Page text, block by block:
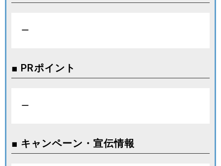
ー
■ PRポイント
ー
■ キャンペーン・宣伝情報